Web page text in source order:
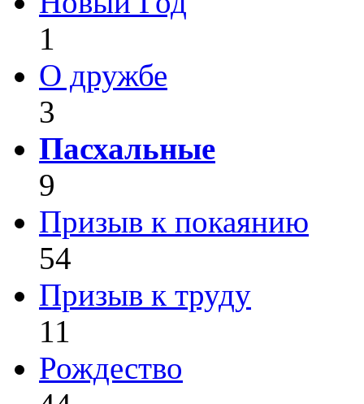
1
О дружбе
3
Пасхальные
9
Призыв к покаянию
54
Призыв к труду
11
Рождество